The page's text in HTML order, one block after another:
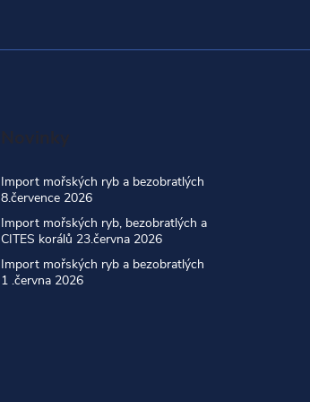
Import mořských ryb a bezobratlých
8.července 2026
Import mořských ryb, bezobratlých a
CITES korálů 23.června 2026
Import mořských ryb a bezobratlých
1 .června 2026